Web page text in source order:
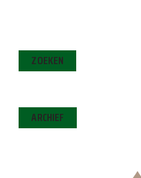
ZOEKEN
ARCHIEF